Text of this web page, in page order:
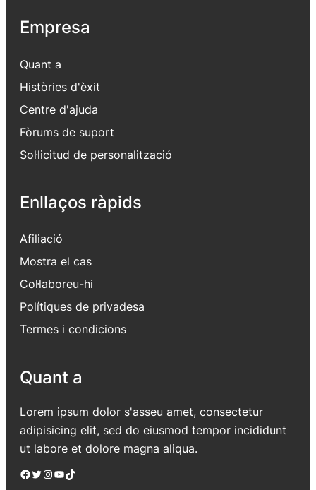
Empresa
Quant a
Històries d'èxit
Centre d'ajuda
Fòrums de suport
Sol·licitud de personalització
Enllaços ràpids
Afiliació
Mostra el cas
Col·laboreu-hi
Polítiques de privadesa
Termes i condicions
Quant a
Lorem ipsum dolor s'asseu amet, consectetur
adipisicing elit, sed do eiusmod tempor incididunt
ut labore et dolore magna aliqua.
Facebook Twitter Instagram YouTube TikTok